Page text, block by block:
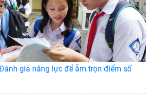
giá năng lực để ẵm trọn điểm số